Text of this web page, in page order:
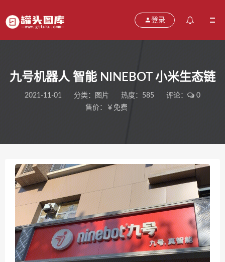
登录
九号机器人 智能 NINEBOT 小米生态链
2021-11-01 分类： 图片 热度：585 评论：
0
售价：￥免费